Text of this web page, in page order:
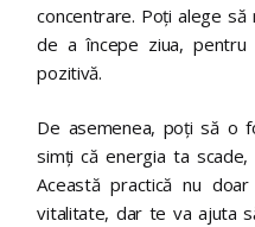
concentrare. Poți alege să
de a începe ziua,
pozitivă.
De asemenea, poți să o
simți că energia ta
Această practică nu
vitalitate, dar te va ajuta